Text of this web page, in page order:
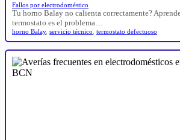
Fallos por electrodoméstico
Tu horno Balay no calienta correctamente?
termostato es el problema…
horno Balay, servicio técnico termostato defectuoso